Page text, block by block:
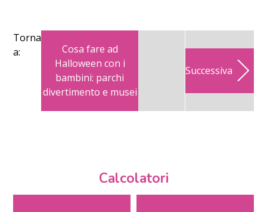
Torna
a:
Cosa fare ad
Halloween con i
bambini: parchi
divertimento e musei
Successiva
Calcolatori